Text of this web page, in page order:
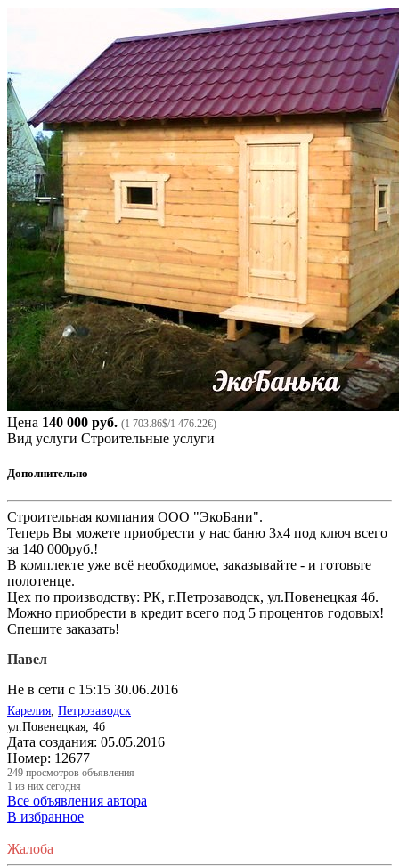
Цена 140 000 руб. (1 703.86$/1 476.22€)
Вид услуги Строительные услуги
Дополнительно
Строительная компания ООО "ЭкоБани".
Теперь Вы можете приобрести у нас баню 3х4 под ключ всего
за 140 000руб.!
В комплекте уже всё необходимое, заказывайте - и готовьте
полотенце.
Цех по производству: РК, г.Петрозаводск, ул.Повенецкая 4б.
Можно приобрести в кредит всего под 5 процентов годовых!
Спешите заказать!
Павел
Не в сети с 15:15 30.06.2016
Карелия, Петрозаводск
ул.Повенецкая, 4б
Дата создания: 05.05.2016
Номер: 12677
249 просмотров объявления
1 из них сегодня
Все объявления автора
В избранное
Жалоба